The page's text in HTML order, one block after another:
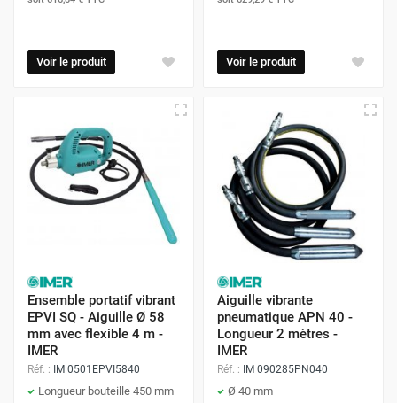
Voir le produit Voir le produit
Ensemble portatif vibrant
EPVI SQ - Aiguille Ø 58
mm avec flexible 4 m -
IMER
Réf. : IM 0501EPVI5840
Longueur bouteille 450 mm
Aiguille vibrante
pneumatique APN 40 -
Longueur 2 mètres -
IMER
Réf. : IM 090285PN040
Ø 40 mm